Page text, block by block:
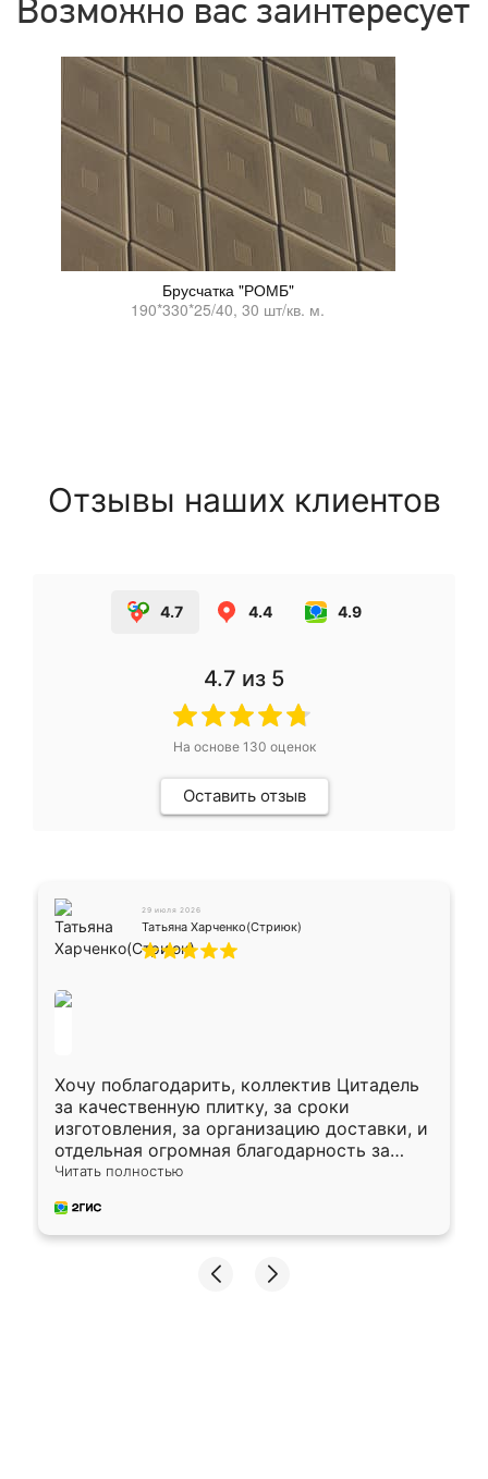
Возможно вас заинтересует
Брусчатка "РОМБ"
190*330*25/40, 30 шт/кв. м.
Отзывы наших клиентов
4.7 4.4 4.9
4.7 из 5
На основе 130 оценок
Оставить отзыв
29 июля 2026
Татьяна Харченко(Стриюк)
Хочу поблагодарить, коллектив Цитадель
за качественную плитку, за сроки
изготовления, за организацию доставки, и
отдельная огромная благодарность за
укладку плитки Оганесу, за два дня 70 кв,
Читать полностью